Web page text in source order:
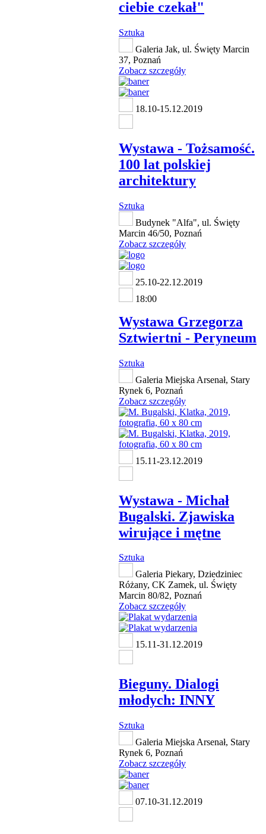
ciebie czekał"
Sztuka
Galeria Jak, ul. Święty Marcin
37, Poznań
Zobacz szczegóły
18.10-15.12.2019
Wystawa - Tożsamość.
100 lat polskiej
architektury
Sztuka
Budynek "Alfa", ul. Święty
Marcin 46/50, Poznań
Zobacz szczegóły
25.10-22.12.2019
18:00
Wystawa Grzegorza
Sztwiertni - Peryneum
Sztuka
Galeria Miejska Arsenał, Stary
Rynek 6, Poznań
Zobacz szczegóły
15.11-23.12.2019
Wystawa - Michał
Bugalski. Zjawiska
wirujące i mętne
Sztuka
Galeria Piekary, Dziedziniec
Różany, CK Zamek, ul. Święty
Marcin 80/82, Poznań
Zobacz szczegóły
15.11-31.12.2019
Bieguny. Dialogi
młodych: INNY
Sztuka
Galeria Miejska Arsenał, Stary
Rynek 6, Poznań
Zobacz szczegóły
07.10-31.12.2019